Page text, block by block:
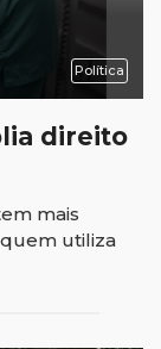
Política
direito
mais
utiliza